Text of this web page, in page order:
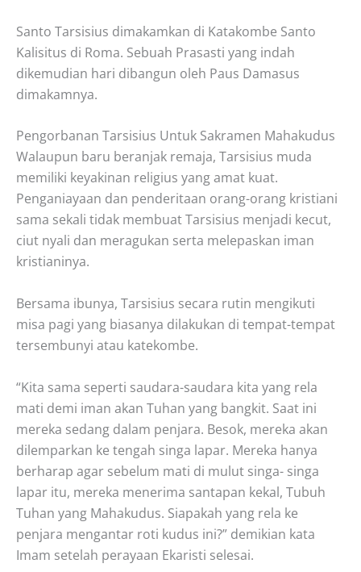
Santo Tarsisius dimakamkan di Katakombe Santo
Kalisitus di Roma. Sebuah Prasasti yang indah
dikemudian hari dibangun oleh Paus Damasus
dimakamnya.
Pengorbanan Tarsisius Untuk Sakramen Mahakudus
Walaupun baru beranjak remaja, Tarsisius muda
memiliki keyakinan religius yang amat kuat.
Penganiayaan dan penderitaan orang-orang kristiani
sama sekali tidak membuat Tarsisius menjadi kecut,
ciut nyali dan meragukan serta melepaskan iman
kristianinya.
Bersama ibunya, Tarsisius secara rutin mengikuti
misa pagi yang biasanya dilakukan di tempat-tempat
tersembunyi atau katekombe.
“Kita sama seperti saudara-saudara kita yang rela
mati demi iman akan Tuhan yang bangkit. Saat ini
mereka sedang dalam penjara. Besok, mereka akan
dilemparkan ke tengah singa lapar. Mereka hanya
berharap agar sebelum mati di mulut singa- singa
lapar itu, mereka menerima santapan kekal, Tubuh
Tuhan yang Mahakudus. Siapakah yang rela ke
penjara mengantar roti kudus ini?” demikian kata
Imam setelah perayaan Ekaristi selesai.